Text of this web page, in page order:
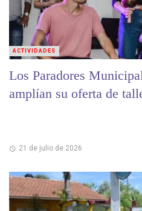
Los Paradores
amplían su oferta de
21 de julio de 2026
ACTIVIDADES